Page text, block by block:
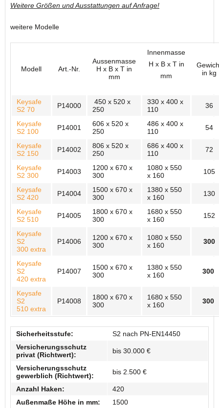
Weitere Größen und Ausstattungen auf Anfrage!
weitere Modelle
Modell Art.-Nr.
Aussenmasse
H x B x T in
mm
Innenmasse
H x B x T in
mm
in kg
Keysafe
S2 70
P14000
450 x 520 x
250
330 x 400 x
110
36
Keysafe
S2 100
P14001
606 x 520 x
250
486 x 400 x
110
54
Keysafe
S2 150
P14002
806 x 520 x
250
686 x 400 x
110
72
Keysafe
S2 300
P14003
1200 x 670 x
300
1080 x 550
x 160
105
Keysafe
S2 420
P14004
1500 x 670 x
300
1380 x 550
x 160
130
Keysafe
S2 510
P14005
1800 x 670 x
300
1680 x 550
x 160
152
Keysafe
S2
300 extra
P14006
1200 x 670 x
300
1080 x 550
x 160
300
Keysafe
S2
420 extra
P14007
1500 x 670 x
300
1380 x 550
x 160
300
Keysafe
S2
510 extra
P14008
1800 x 670 x
300
1680 x 550
x 160
300
Sicherheitsstufe:
S2 nach PN-EN14450
Versicherungsschutz
privat (Richtwert):
bis 30.000 €
Versicherungsschutz
gewerblich (Richtwert):
bis 2.500 €
Anzahl Haken:
420
Außenmaße Höhe in mm:
1500